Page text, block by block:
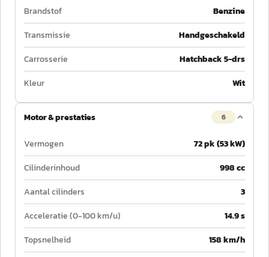
Brandstof
Benzine
Transmissie
Handgeschakeld
Carrosserie
Hatchback 5-drs
Kleur
Wit
Motor & prestaties 6
Vermogen
72 pk (53 kW)
Cilinderinhoud
998 cc
Aantal cilinders
3
Acceleratie (0-100 km/u)
14.9 s
Topsnelheid
158 km/h